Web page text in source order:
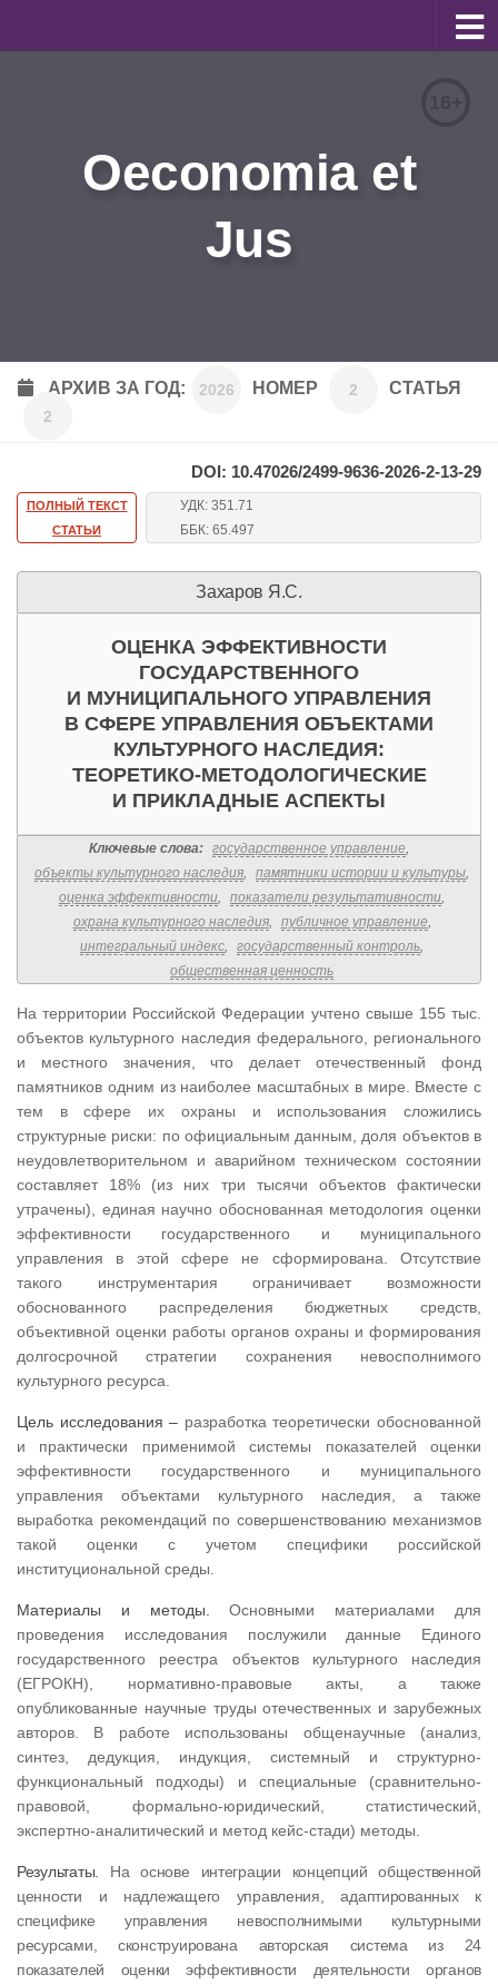
Для авторов
Архив
Oeconomia et
Jus
АРХИВ ЗА ГОД: 2026 НОМЕР 2 СТАТЬЯ
2
DOI: 10.47026/2499-9636-2026-2-13-29
ПОЛНЫЙ ТЕКСТ
СТАТЬИ
УДК: 351.71
ББК: 65.497
Захаров Я.С.
ОЦЕНКА ЭФФЕКТИВНОСТИ
ГОСУДАРСТВЕННОГО
И МУНИЦИПАЛЬНОГО УПРАВЛЕНИЯ
В СФЕРЕ УПРАВЛЕНИЯ ОБЪЕКТАМИ
КУЛЬТУРНОГО НАСЛЕДИЯ:
ТЕОРЕТИКО-МЕТОДОЛОГИЧЕСКИЕ
И ПРИКЛАДНЫЕ АСПЕКТЫ
Ключевые слова: государственное управление,
объекты культурного наследия, памятники истории и культуры,
оценка эффективности, показатели результативности,
охрана культурного наследия, публичное управление,
интегральный индекс, государственный контроль,
общественная ценность
На территории Российской Федерации учтено свыше 155 тыс.
объектов культурного наследия федерального, регионального
и местного значения, что делает отечественный фонд
памятников одним из наиболее масштабных в мире. Вместе с
тем в сфере их охраны и использования сложились
структурные риски: по официальным данным, доля объектов в
неудовлетворительном и аварийном техническом состоянии
составляет 18% (из них три тысячи объектов фактически
утрачены), единая научно обоснованная методология оценки
эффективности государственного и муниципального
управления в этой сфере не сформирована. Отсутствие
такого инструментария ограничивает возможности
обоснованного распределения бюджетных средств,
объективной оценки работы органов охраны и формирования
долгосрочной стратегии сохранения невосполнимого
культурного ресурса.
Цель исследования – разработка теоретически обоснованной
и практически применимой системы показателей оценки
эффективности государственного и муниципального
управления объектами культурного наследия, а также
выработка рекомендаций по совершенствованию механизмов
такой оценки с учетом специфики российской
институциональной среды.
Материалы и методы.Основными материалами для
проведения исследования послужили данные Единого
государственного реестра объектов культурного наследия
(ЕГРОКН), нормативно-правовые акты, а также
опубликованные научные труды отечественных и зарубежных
авторов. В работе использованы общенаучные (анализ,
синтез, дедукция, индукция, системный и структурно-
функциональный подходы) и специальные (сравнительно-
правовой, формально-юридический, статистический,
экспертно-аналитический и метод кейс-стади) методы.
Результаты. На основе интеграции концепций общественной
ценности и надлежащего управления, адаптированных к
специфике управления невосполнимыми культурными
ресурсами, сконструирована авторская система из 24
показателей оценки эффективности деятельности органов